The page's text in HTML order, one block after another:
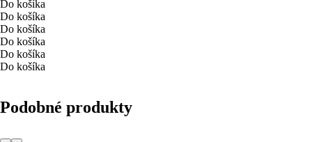
Do košíka
Do košíka
Do košíka
Do košíka
Do košíka
Do košíka
Podobné produkty